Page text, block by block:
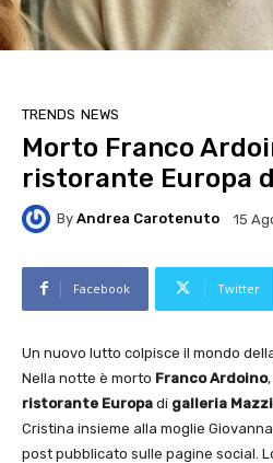
TRENDS NEWS
Morto Franco
ristorante Europa
By Andrea Carotenuto 15
Facebook Twitter
Un nuovo lutto colpisce il mondo
Nella notte è morto Franco Ardoino
ristorante Europa di galleria
Cristina insieme alla moglie
post pubblicato sulle pagine social.